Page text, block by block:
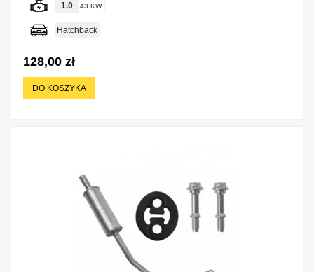
1.0 43 KW
Hatchback
128,00 zł
DO KOSZYKA